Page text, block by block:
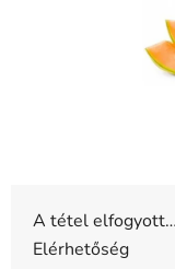
A tétel elfogyott…
Elérhetőség